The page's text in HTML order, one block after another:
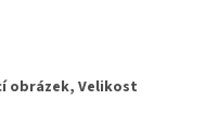
obrázek, Velikost